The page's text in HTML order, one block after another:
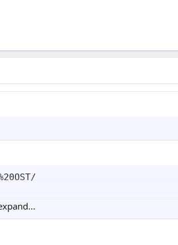
13-Dec-2004 21:54 8.1M